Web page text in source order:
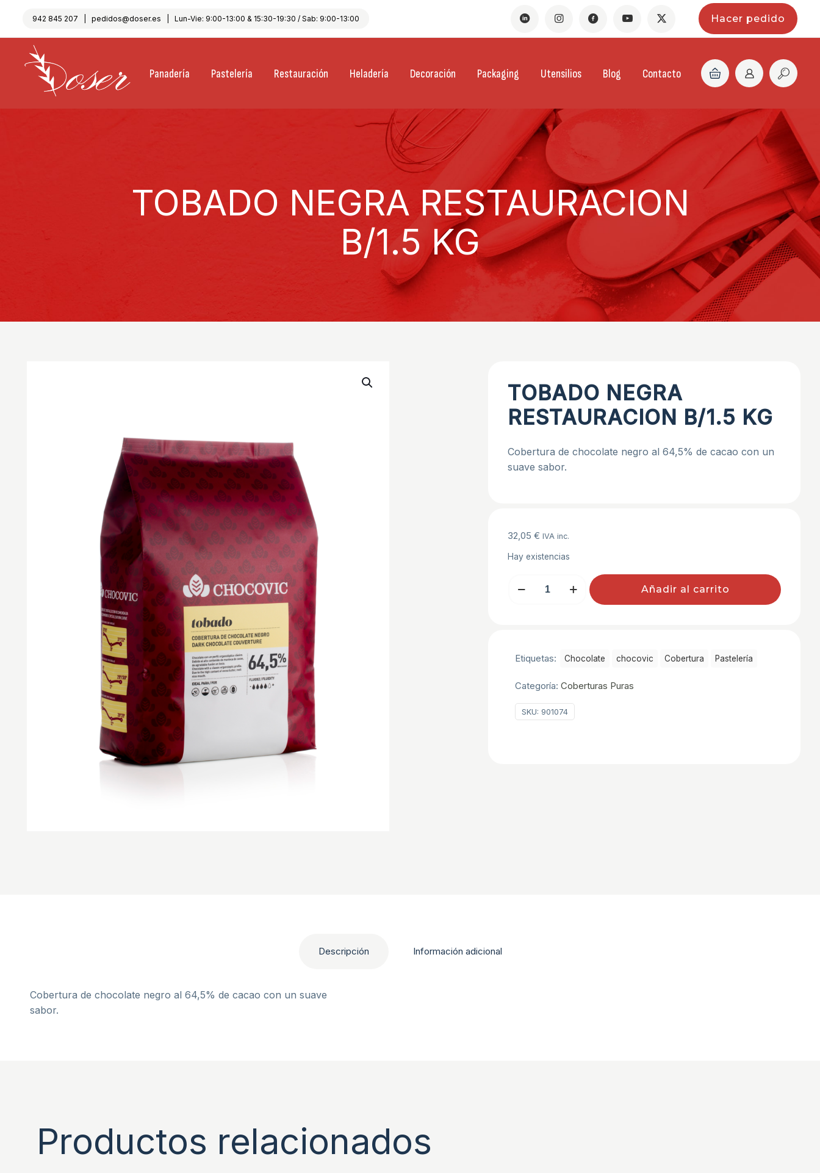
942 845 207 pedidos@doser.es | Lun-Vie: 9:00-13:00 & 15:30-19:30 / Sab: 9:00-13:00 Hacer pedido
Panadería Pastelería Restauración Heladería Decoración Packaging Utensilios Blog Contacto
TOBADO NEGRA RESTAURACION
B/1.5 KG
TOBADO NEGRA
RESTAURACION B/1.5 KG
Cobertura de chocolate negro al 64,5% de cacao con un
suave sabor.
32,05 € IVA inc.
Hay existencias
cantidad
Añadir al carrito
Etiquetas: Chocolate chocovic Cobertura Pastelerí­a
Categoría: Coberturas Puras
SKU: 901074
Descripción Información adicional
Cobertura de chocolate negro al 64,5% de cacao con un suave
sabor.
Productos relacionados